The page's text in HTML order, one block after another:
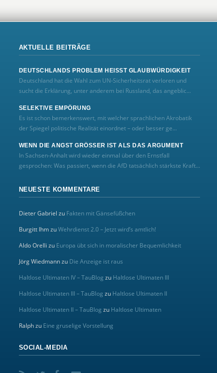
AKTUELLE BEITRÄGE
DEUTSCHLANDS PROBLEM HEISST GLAUBWÜRDIGKEIT
Deutschland hat die Wahl zum UN‑Sicherheitsrat verloren und
sucht die Erklärung, unter anderem bei Russland, das angeblic...
SELEKTIVE EMPÖRUNG
Es ist schon bemerkenswert, mit welcher sprachlichen Akrobatik
der Spiegel politische Realität einordnet – oder besser ge...
WENN DIE ANGST GRÖSSER IST ALS DAS ARGUMENT
In Sachsen-Anhalt wird wieder einmal über den Ernstfall
gesprochen: Was passiert, wenn die AfD tatsächlich stärkste Kraft...
NEUESTE KOMMENTARE
Dieter Gabriel zu Fakten mit Gänsefüßchen
Burgitt IhmzuWehrdienst 2.0 – Jetzt wird’s amtlich!
Aldo Orelli zu Europa übt sich in moralischer Bequemlichkeit
Jörg Wiedmannzu Die Anzeige ist raus
Haltlose Ultimaten IV – TauBlog zu Haltlose Ultimaten III
Haltlose Ultimaten III – TauBlog zu Haltlose Ultimaten II
Haltlose Ultimaten II – TauBlog zu Haltlose Ultimaten
Ralphzu Eine gruselige Vorstellung
SOCIAL-MEDIA